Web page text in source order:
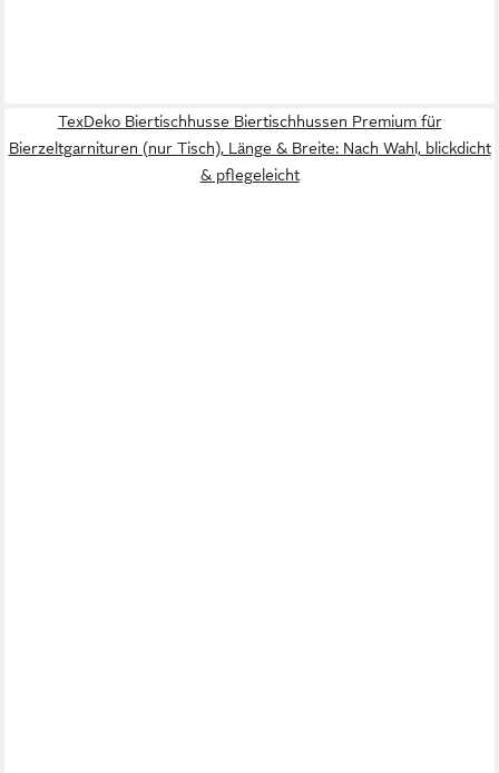
TexDeko Biertischhusse Biertischhussen Premium für
Bierzeltgarnituren (nur Tisch), Länge & Breite: Nach Wahl, blickdicht
& pflegeleicht